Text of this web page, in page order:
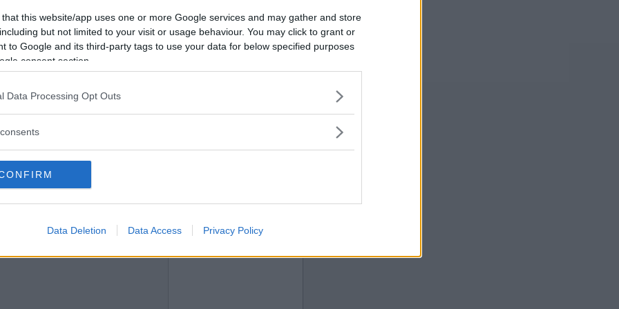
that this website/app uses one or more Google services and may gather and store
but not limited to your visit or usage behaviour. You may click to grant or
to Google and its third-party tags to use your data for below specified purposes
consent section.
Data Processing Opt Outs
Data Deletion Data Access Privacy Policy
2018-01-20 10:27
Vill du bli
medlem?